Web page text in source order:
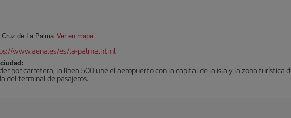
Cruz de La Palma Ver en mapa
www.aena.es/es/la-palma.html
por carretera, la línea 500 une el aeropuerto con la capital de la isla y la zona turística
del terminal de pasajeros.